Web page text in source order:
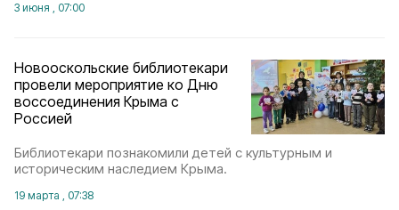
3 июня , 07:00
Новооскольские библиотекари
провели мероприятие ко Дню
воссоединения Крыма с
Россией
Библиотекари познакомили детей с культурным и
историческим наследием Крыма.
19 марта , 07:38